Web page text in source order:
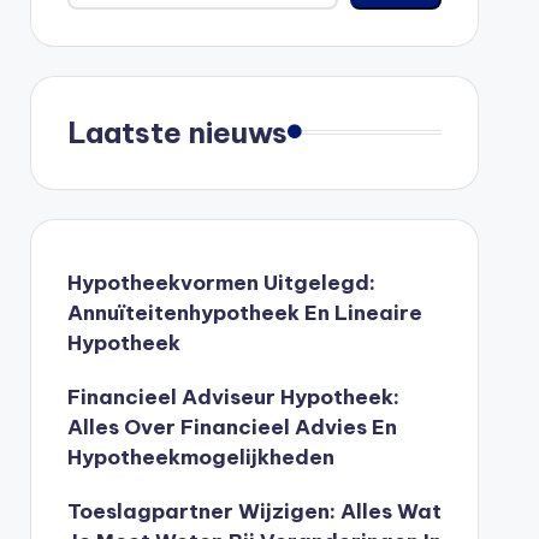
Laatste nieuws
Hypotheekvormen Uitgelegd:
Annuïteitenhypotheek En Lineaire
Hypotheek
Financieel Adviseur Hypotheek:
Alles Over Financieel Advies En
Hypotheekmogelijkheden
Toeslagpartner Wijzigen: Alles Wat